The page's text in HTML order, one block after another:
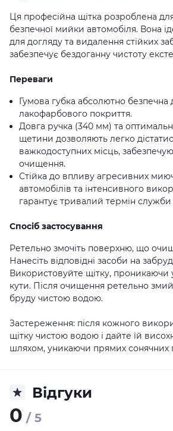
Ця професійна щітка розроблена
безпечної мийки автомобіля. Вона
для догляду та видалення стійких
забезпечує бездоганну чистоту
Переваги
Гумова губка абсолютно безпечна
лакофарбового покриття.
Довга ручка (340 мм) та
щетини дозволяють легко
важкодоступних місць,
очищення.
Стійка до впливу агресивних
автомобілів та інтенсивного
гарантує тривалий термін служби
Спосіб застосування
Ретельно змочіть поверхню, що
Нанесіть відповідні засоби на
Використовуйте щітку, проникаючи
кути. Після очищення ретельно
бруду чистою водою.
Застереження: після кожного
щітку чистою водою і дайте їй
шляхом, уникаючи прямих сонячних
Відгуки
0 / 5